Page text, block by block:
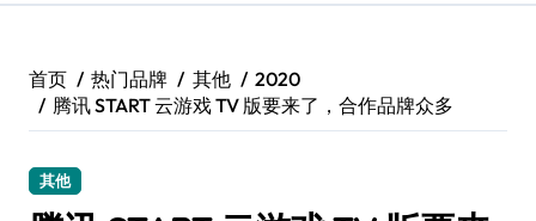
首页 热门品牌 其他
2020
腾讯 START 云游戏 TV 版要来了，合作品牌众多
其他